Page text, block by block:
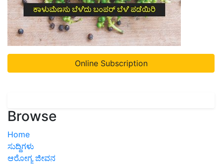
Online Subscription
Browse
Home
ಸುದ್ದಿಗಳು
ಆರೋಗ್ಯ ಜೀವನ